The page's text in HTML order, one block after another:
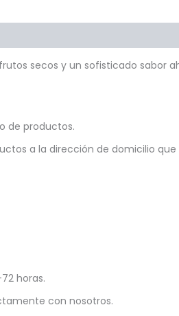
secos y un sofisticado
de productos.
a la dirección de domicilio
horas.
con nosotros.